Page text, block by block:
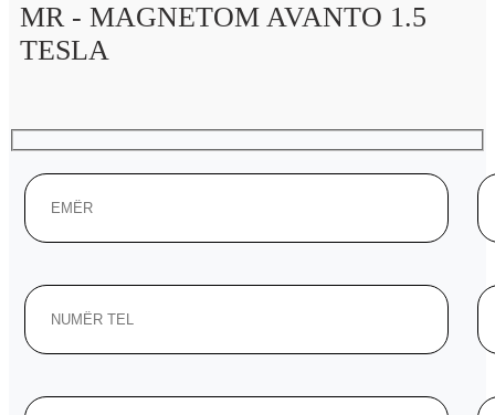
MR - MAGNETOM AVANTO 1.5
TESLA